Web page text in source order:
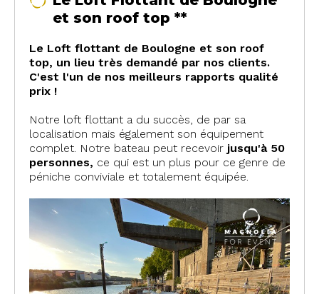
et son roof top **
Le Loft flottant de Boulogne et son roof
top, un lieu très demandé par nos clients.
C'est l'un de nos meilleurs rapports qualité
prix !
Notre loft flottant a du succès, de par sa
localisation mais également son équipement
complet. Notre bateau peut recevoir jusqu'à 50
personnes, ce qui est un plus pour ce genre de
péniche conviviale et totalement équipée.